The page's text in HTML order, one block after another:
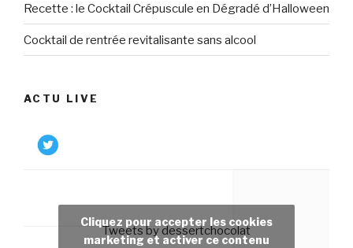
Recette : le Cocktail Crépuscule en Dégradé d’Halloween
Cocktail de rentrée revitalisante sans alcool
ACTU LIVE
Tweets by dessertchocolat
Cliquez pour accepter les cookies
marketing et activer ce contenu